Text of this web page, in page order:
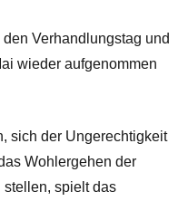
Verhandlungstag und
wieder aufgenommen
sich der Ungerechtigkeit
Wohlergehen der
stellen, spielt das